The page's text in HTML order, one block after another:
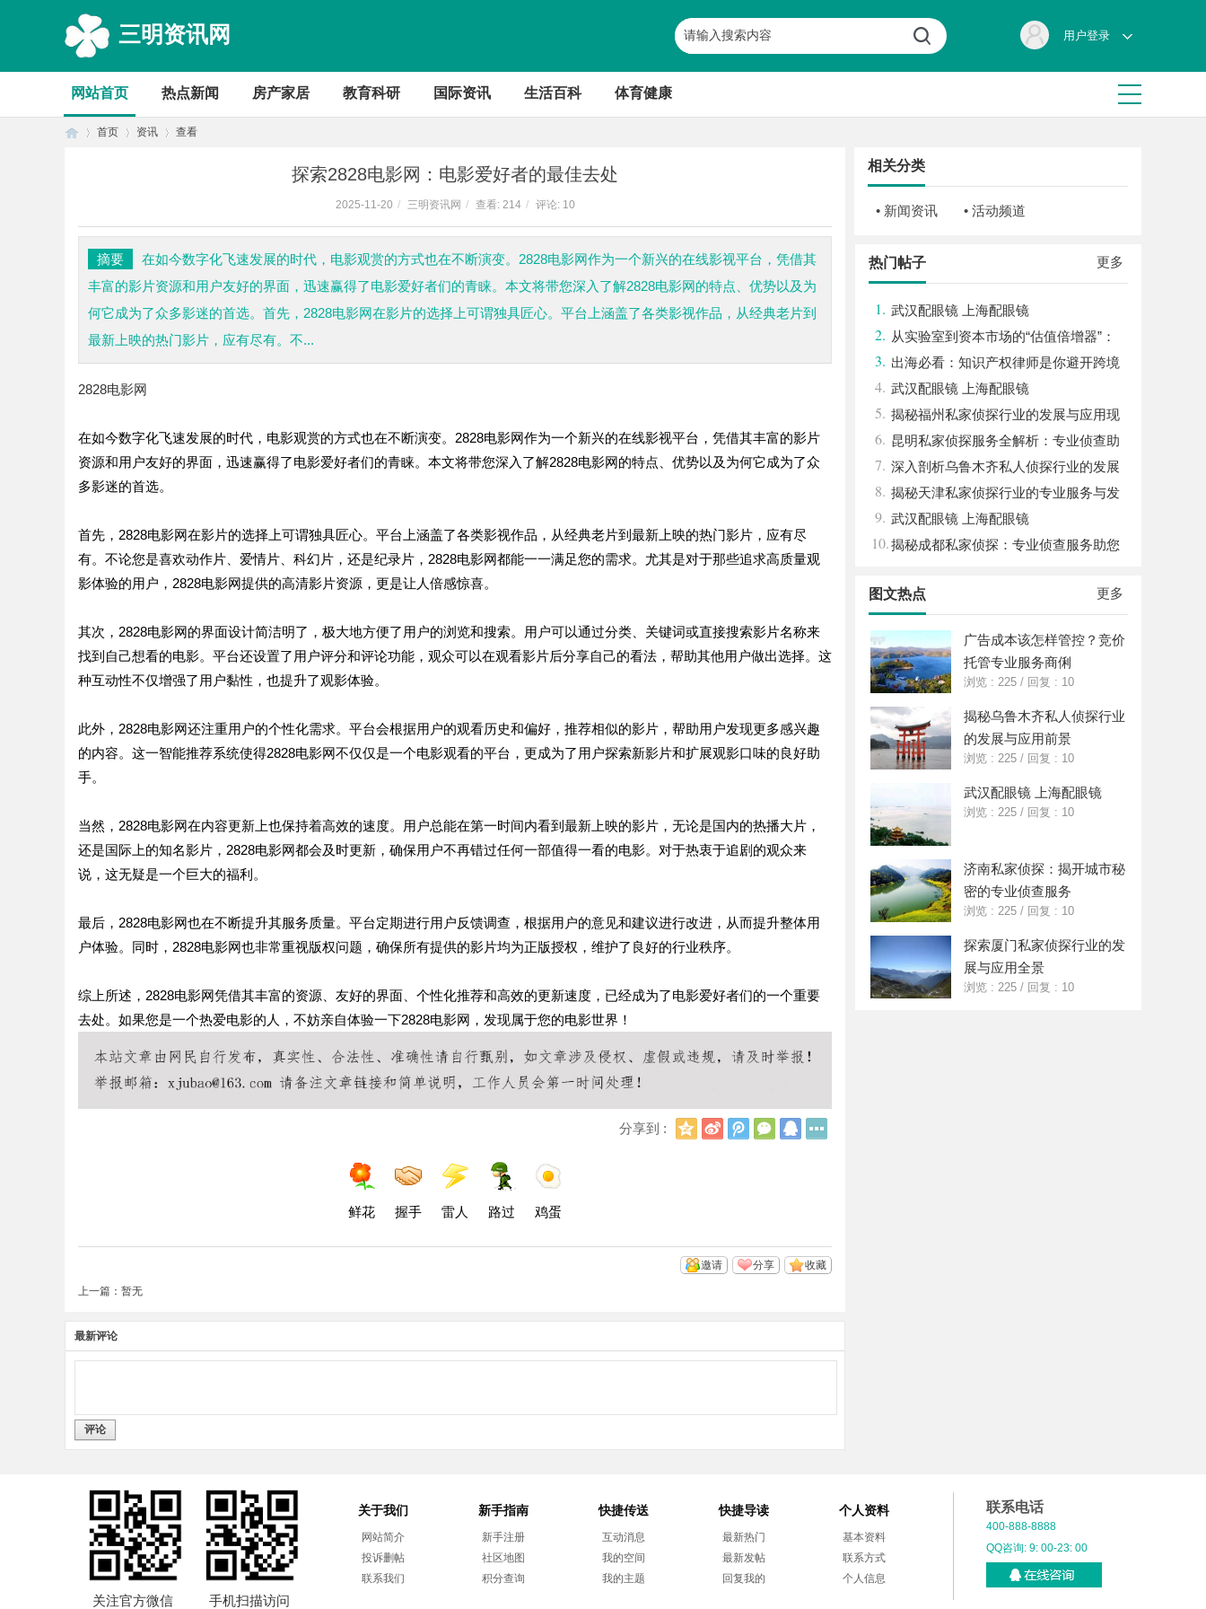
三明资讯网 用户登录
网站首页 热点新闻 房产家居 教育科研 国际资讯 生活百科 体育健康
首页 资讯 查看
探索2828电影网：电影爱好者的最佳去处
2025-11-20 / 三明资讯网 / 查看: 214 / 评论: 10
摘要
在如今数字化飞速发展的时代，电影观赏的方式也在不断演变。2828电影网作为一个新兴的在线影视平台，凭借其
丰富的影片资源和用户友好的界面，迅速赢得了电影爱好者们的青睐。本文将带您深入了解2828电影网的特点、优势以及为
何它成为了众多影迷的首选。首先，2828电影网在影片的选择上可谓独具匠心。平台上涵盖了各类影视作品，从经典老片到
最新上映的热门影片，应有尽有。不...
2828电影网
在如今数字化飞速发展的时代，电影观赏的方式也在不断演变。2828电影网作为一个新兴的在线影视平台，凭借其丰富的影片
资源和用户友好的界面，迅速赢得了电影爱好者们的青睐。本文将带您深入了解2828电影网的特点、优势以及为何它成为了众
多影迷的首选。
首先，2828电影网在影片的选择上可谓独具匠心。平台上涵盖了各类影视作品，从经典老片到最新上映的热门影片，应有尽
有。不论您是喜欢动作片、爱情片、科幻片，还是纪录片，2828电影网都能一一满足您的需求。尤其是对于那些追求高质量观
影体验的用户，2828电影网提供的高清影片资源，更是让人倍感惊喜。
其次，2828电影网的界面设计简洁明了，极大地方便了用户的浏览和搜索。用户可以通过分类、关键词或直接搜索影片名称来
找到自己想看的电影。平台还设置了用户评分和评论功能，观众可以在观看影片后分享自己的看法，帮助其他用户做出选择。这
种互动性不仅增强了用户黏性，也提升了观影体验。
此外，2828电影网还注重用户的个性化需求。平台会根据用户的观看历史和偏好，推荐相似的影片，帮助用户发现更多感兴趣
的内容。这一智能推荐系统使得2828电影网不仅仅是一个电影观看的平台，更成为了用户探索新影片和扩展观影口味的良好助
手。
当然，2828电影网在内容更新上也保持着高效的速度。用户总能在第一时间内看到最新上映的影片，无论是国内的热播大片，
还是国际上的知名影片，2828电影网都会及时更新，确保用户不再错过任何一部值得一看的电影。对于热衷于追剧的观众来
说，这无疑是一个巨大的福利。
最后，2828电影网也在不断提升其服务质量。平台定期进行用户反馈调查，根据用户的意见和建议进行改进，从而提升整体用
户体验。同时，2828电影网也非常重视版权问题，确保所有提供的影片均为正版授权，维护了良好的行业秩序。
综上所述，2828电影网凭借其丰富的资源、友好的界面、个性化推荐和高效的更新速度，已经成为了电影爱好者们的一个重要
去处。如果您是一个热爱电影的人，不妨亲自体验一下2828电影网，发现属于您的电影世界！
分享到 :
Q
新
浪
腾
讯
微
信
Q
鲜花 握手 雷人 路过 鸡蛋
收藏
分享
邀请
上一篇：暂无
最新评论
评论
相关分类
• 新闻资讯 • 活动频道
更多
热门帖子
1. 武汉配眼镜 上海配眼镜
2. 从实验室到资本市场的“估值倍增器”：
专利律师如何重塑硬科技企业的融资逻辑
3. 出海必看：知识产权律师是你避开跨境
雷区的安全垫
4. 武汉配眼镜 上海配眼镜
5. 揭秘福州私家侦探行业的发展与应用现
状
6. 昆明私家侦探服务全解析：专业侦查助
您解决疑难问题
7. 深入剖析乌鲁木齐私人侦探行业的发展
与应用现状
8. 揭秘天津私家侦探行业的专业服务与发
展趋势
9. 武汉配眼镜 上海配眼镜
10.揭秘成都私家侦探：专业侦查服务助您
更多
图文热点
广告成本该怎样管控？竞价
托管专业服务商俐
浏览 : 225 / 回复 : 10
揭秘乌鲁木齐私人侦探行业
的发展与应用前景
浏览 : 225 / 回复 : 10
武汉配眼镜 上海配眼镜
浏览 : 225 / 回复 : 10
济南私家侦探：揭开城市秘
密的专业侦查服务
浏览 : 225 / 回复 : 10
探索厦门私家侦探行业的发
展与应用全景
浏览 : 225 / 回复 : 10
关注官方微信 手机扫描访问
关于我们
网站简介
投诉删帖
联系我们
新手指南
新手注册
社区地图
积分查询
快捷传送
互动消息
我的空间
我的主题
快捷导读
最新热门
最新发帖
回复我的
个人资料
基本资料
联系方式
个人信息
联系电话
400-888-8888
QQ咨询: 9: 00-23: 00